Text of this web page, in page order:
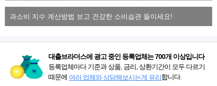
과소비 지수 계산방법 보고 건강한 소비습관 들이세요!
대출브라더스에 광고 중인 등록업체는 700개 이상입니다
등록업체마다 기준과 상품, 금리, 상환기간이 모두 다르기
때문에 여러 업체와 상담해보시는게 유리합니다.